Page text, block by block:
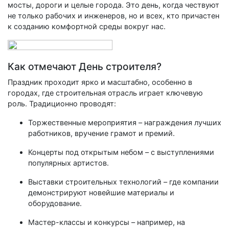
мосты, дороги и целые города. Это день, когда чествуют
не только рабочих и инженеров, но и всех, кто причастен
к созданию комфортной среды вокруг нас.
Как отмечают День строителя?
Праздник проходит ярко и масштабно, особенно в
городах, где строительная отрасль играет ключевую
роль. Традиционно проводят:
Торжественные мероприятия – награждения лучших
работников, вручение грамот и премий.
Концерты под открытым небом – с выступлениями
популярных артистов.
Выставки строительных технологий – где компании
демонстрируют новейшие материалы и
оборудование.
Мастер-классы и конкурсы – например, на